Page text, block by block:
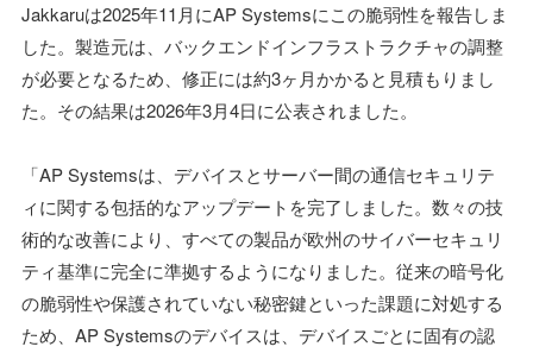
Jakkaruは2025年11月にAP Systemsにこの脆弱性を報告しま
した。製造元は、バックエンドインフラストラクチャの調整
が必要となるため、修正には約3ヶ月かかると見積もりまし
た。その結果は2026年3月4日に公表されました。
「AP Systemsは、デバイスとサーバー間の通信セキュリテ
ィに関する包括的なアップデートを完了しました。数々の技
術的な改善により、すべての製品が欧州のサイバーセキュリ
ティ基準に完全に準拠するようになりました。従来の暗号化
の脆弱性や保護されていない秘密鍵といった課題に対処する
ため、AP Systemsのデバイスは、デバイスごとに固有の認